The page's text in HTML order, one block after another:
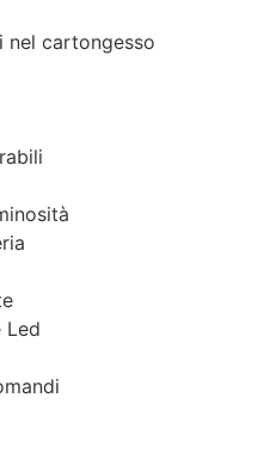
nel cartongesso
Led